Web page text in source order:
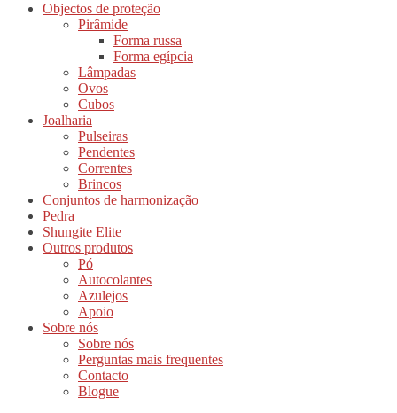
Objectos de proteção
Pirâmide
Forma russa
Forma egípcia
Lâmpadas
Ovos
Cubos
Joalharia
Pulseiras
Pendentes
Correntes
Brincos
Conjuntos de harmonização
Pedra
Shungite Elite
Outros produtos
Pó
Autocolantes
Azulejos
Apoio
Sobre nós
Sobre nós
Perguntas mais frequentes
Contacto
Blogue